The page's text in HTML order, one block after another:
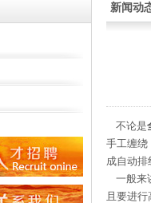
新闻动
不论是
手工缠绕
成自动排
一般来
且要进